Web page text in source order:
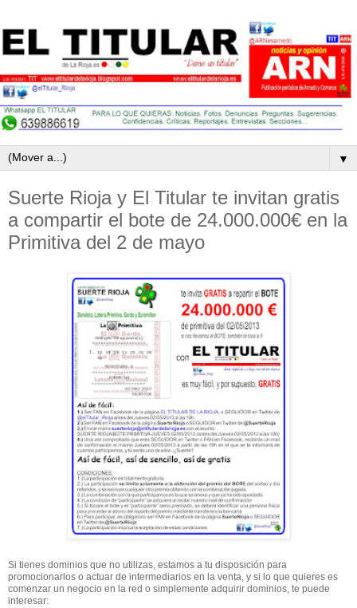
▼
Suerte Rioja y El Titular te invitan gratis
a compartir el bote de 24.000.000€ en la
Primitiva del 2 de mayo
Si tienes dominios que no utilizas, estamos a tu disposición para
promocionarlos o actuar de intermediarios en la venta, y si lo que quieres es
comenzar un negocio en la red o simplemente adquirir dominios, te puede
interesar: